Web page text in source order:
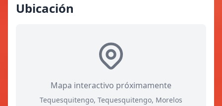
Ubicación
Mapa interactivo próximamente
Tequesquitengo, Tequesquitengo, Morelos